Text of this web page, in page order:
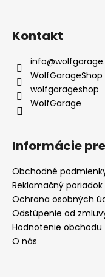
Kontakt
info@
WolfGarageShop
wolfgarageshop
WolfGarage
Informácie
Obchodné
Reklamačný poriadok
Ochrana osobných
Odstúpenie od
Hodnotenie obchodu
O nás